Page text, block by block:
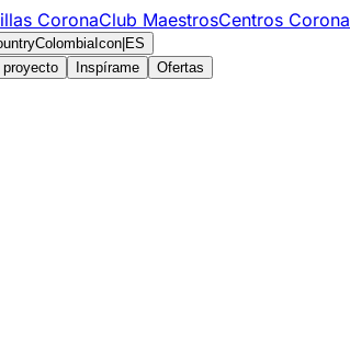
CoronaClub MaestrosCentros Corona
ES
Inspírame Ofertas